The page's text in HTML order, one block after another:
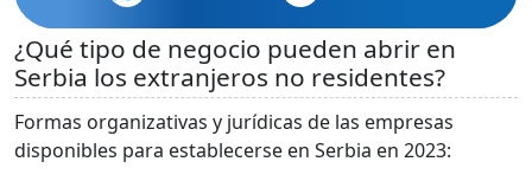
¿Qué tipo de negocio pueden abrir en
Serbia los extranjeros no residentes?
Formas organizativas y jurídicas de las empresas
disponibles para establecerse en Serbia en 2023: